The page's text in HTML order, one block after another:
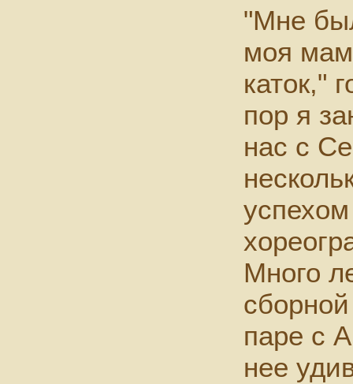
"Мне
моя
каток,"
пор я
нас с
Много
паре с
нее